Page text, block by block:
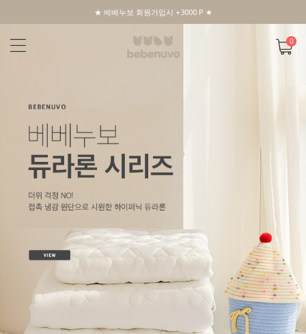
★ 베베누보 회원가입시 +3000 P ★
0